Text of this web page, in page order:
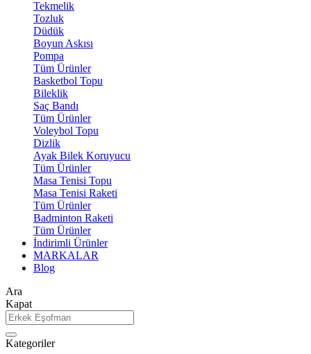
Tekmelik
Tozluk
Düdük
Boyun Askısı
Pompa
Tüm Ürünler
Basketbol Topu
Bileklik
Saç Bandı
Tüm Ürünler
Voleybol Topu
Dizlik
Ayak Bilek Koruyucu
Tüm Ürünler
Masa Tenisi Topu
Masa Tenisi Raketi
Tüm Ürünler
Badminton Raketi
Tüm Ürünler
İndirimli Ürünler
MARKALAR
Blog
Ara
Kapat
Kategoriler